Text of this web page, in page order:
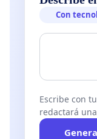
Con
Escribe con
redactará